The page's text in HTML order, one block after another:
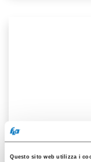
Questo sito web utilizza i